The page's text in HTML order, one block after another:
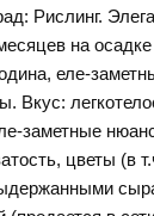
Рислинг.
на
еле-
заметные
цветы (в